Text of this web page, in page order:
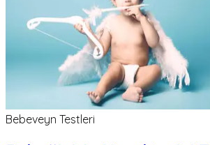
Bebeveyn Testleri